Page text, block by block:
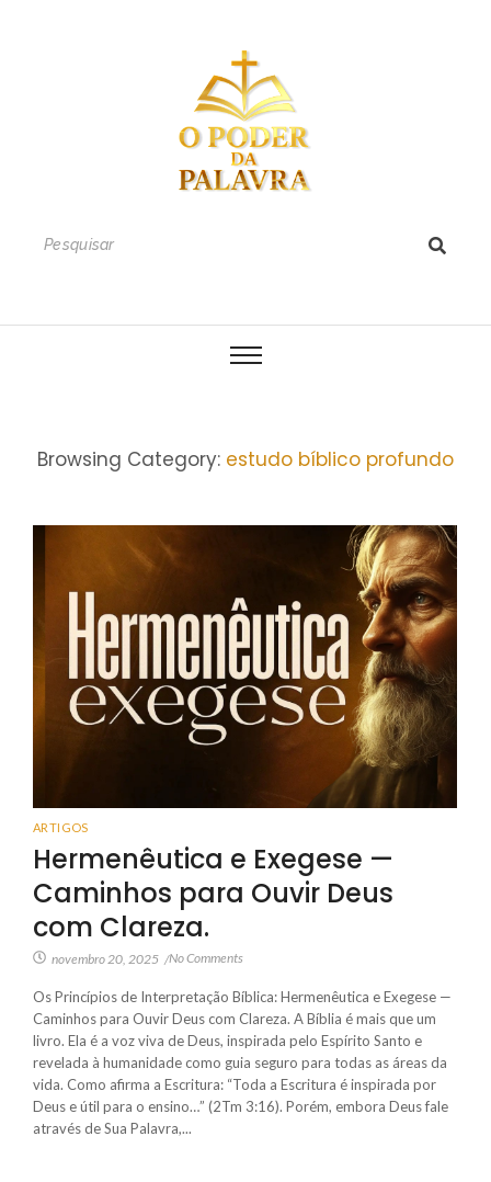
Browsing Category: estudo bíblico profundo
ARTIGOS
Hermenêutica e Exegese —
Caminhos para Ouvir Deus
com Clareza.
novembro 20, 2025 /No Comments
Os Princípios de Interpretação Bíblica: Hermenêutica e Exegese —
Caminhos para Ouvir Deus com Clareza. A Bíblia é mais que um
livro. Ela é a voz viva de Deus, inspirada pelo Espírito Santo e
revelada à humanidade como guia seguro para todas as áreas da
vida. Como afirma a Escritura: “Toda a Escritura é inspirada por
Deus e útil para o ensino…” (2Tm 3:16). Porém, embora Deus fale
através de Sua Palavra,...